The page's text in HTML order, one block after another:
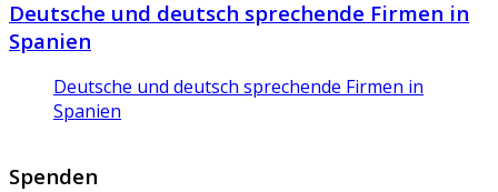
Deutsche und deutsch sprechende Firmen in
Spanien
Deutsche und deutsch sprechende Firmen in
Spanien
Spenden